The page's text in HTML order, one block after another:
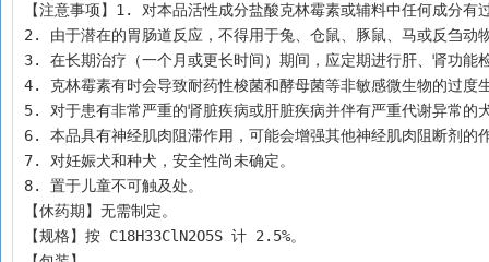
【注意事项】1. 对本品活性成分盐酸克林霉素或辅料中任何成分有
2. 由于潜在的胃肠道反应，不得用于兔、仓鼠、豚鼠、马或反刍动
3. 在长期治疗（一个月或更长时间）期间，应定期进行肝、肾功能
4. 克林霉素有时会导致耐药性梭菌和酵母菌等非敏感微生物的过度
5. 对于患有非常严重的肾脏疾病或肝脏疾病并伴有严重代谢异常的
6. 本品具有神经肌肉阻滞作用，可能会增强其他神经肌肉阻断剂的
7. 对妊娠犬和种犬，安全性尚未确定。
8. 置于儿童不可触及处。
【休药期】无需制定。
【规格】按 C18H33ClN2O5S 计 2.5%。